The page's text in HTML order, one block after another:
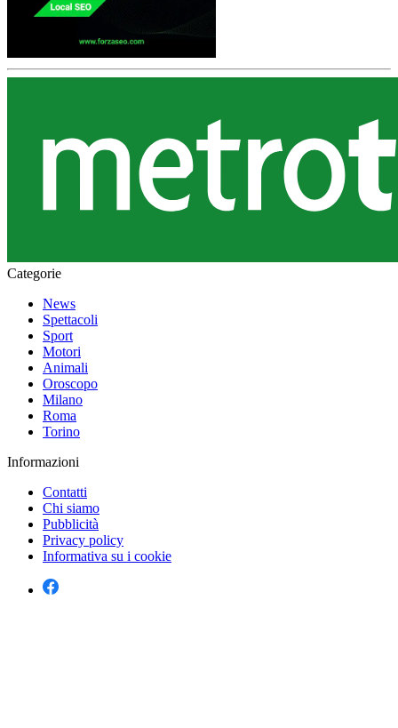
Categorie
News
Spettacoli
Sport
Motori
Animali
Oroscopo
Milano
Roma
Torino
Informazioni
Contatti
Chi siamo
Pubblicità
Privacy policy
Informativa su i cookie